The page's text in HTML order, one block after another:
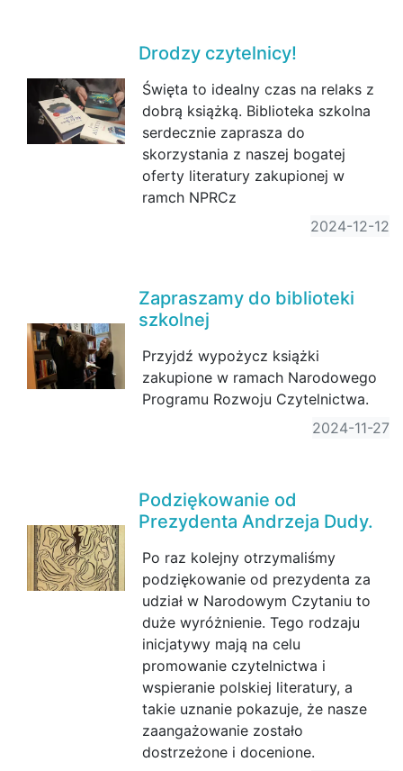
Drodzy czytelnicy!
Święta to idealny czas na relaks z
dobrą książką. Biblioteka szkolna
serdecznie zaprasza do
skorzystania z naszej bogatej
oferty literatury zakupionej w
ramch NPRCz
2024-12-12
Zapraszamy do biblioteki
szkolnej
Przyjdź wypożycz książki
zakupione w ramach Narodowego
Programu Rozwoju Czytelnictwa.
2024-11-27
Podziękowanie od
Prezydenta Andrzeja Dudy.
Po raz kolejny otrzymaliśmy
podziękowanie od prezydenta za
udział w Narodowym Czytaniu to
duże wyróżnienie. Tego rodzaju
inicjatywy mają na celu
promowanie czytelnictwa i
wspieranie polskiej literatury, a
takie uznanie pokazuje, że nasze
zaangażowanie zostało
dostrzeżone i docenione.